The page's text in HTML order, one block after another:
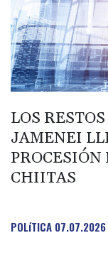
La fiebre del oro
Irán plantea
Ormuz
Evacuaciones y
Dolphin
Llega Messi a
muerte
La FIFA
socavar a su
LOS
JAMENEI
CHIITAS
POLíTICA 07.07.2026